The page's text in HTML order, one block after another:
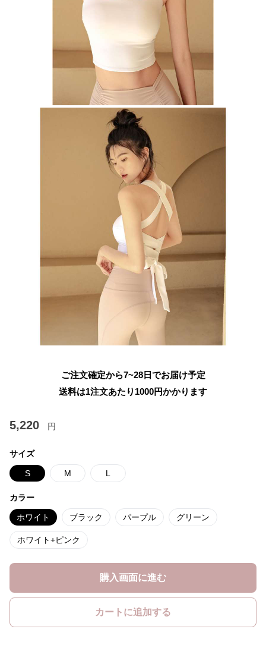
ご注文確定から7~28日でお届け予定
送料は1注文あたり 1000円かかります
5,220 円
サイズ
S M L
カラー
ホワイト ブラック パープル グリーン
ホワイト+ピンク
購入画面に進む
カートに追加する